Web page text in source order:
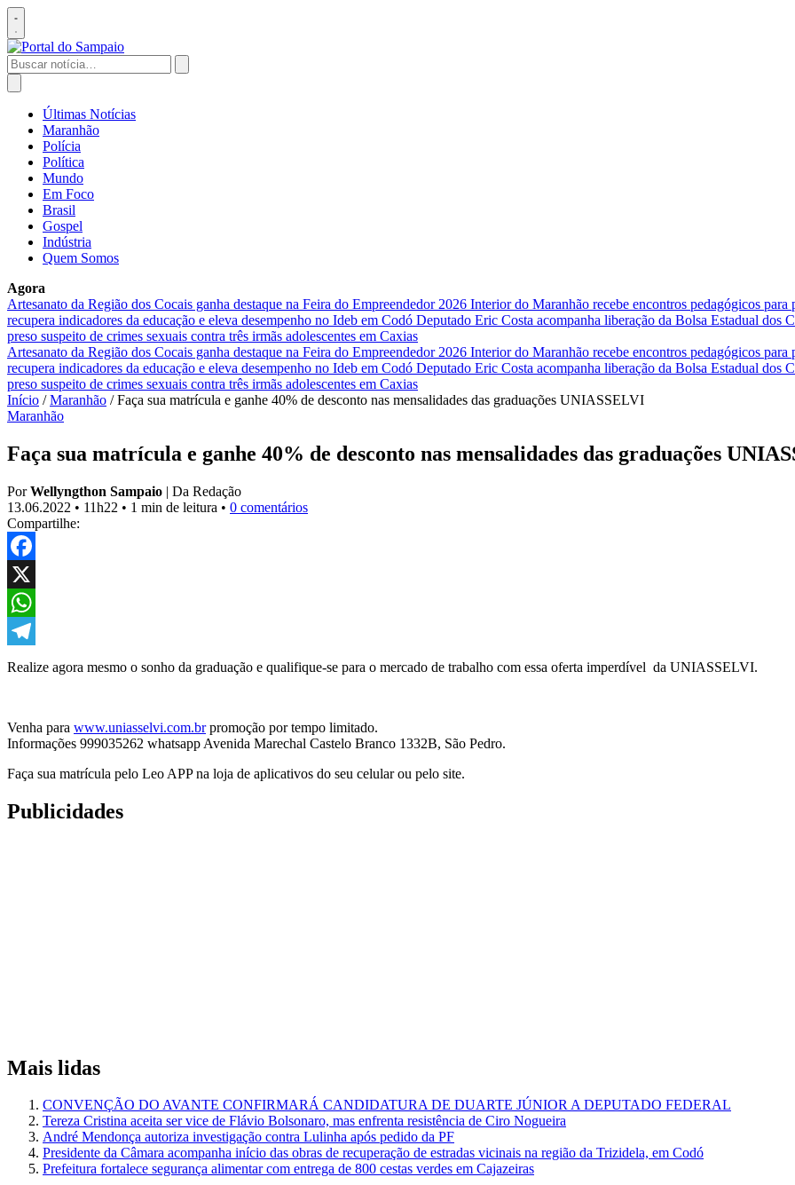
Pular
para
o
conteúdo
Abrir
menu
Buscar
por:
Abrir
buscaÚltimas Notícias
Maranhão
Polícia
Política
Mundo
Em Foco
Brasil
Gospel
Indústria
Quem Somos
Agora
Artesanato da Região dos Cocais ganha destaque na Feira do Empreendedor 2026 Interior do Maranhão recebe encontros pedagógicos
recupera indicadores da educação e eleva desempenho no Ideb em Codó Deputado Eric Costa acompanha liberação da Bolsa Estadual dos
preso suspeito de crimes sexuais contra três irmãs adolescentes em Caxias
Artesanato da Região dos Cocais ganha destaque na Feira do Empreendedor 2026 Interior do Maranhão recebe encontros pedagógicos
recupera indicadores da educação e eleva desempenho no Ideb em Codó Deputado Eric Costa acompanha liberação da Bolsa Estadual dos
preso suspeito de crimes sexuais contra três irmãs adolescentes em Caxias
Início / Maranhão / Faça sua matrícula e ganhe 40% de desconto nas mensalidades das graduações UNIASSELVI
Maranhão
Faça sua matrícula e ganhe 40% de desconto nas mensalidades das graduações
PorWellyngthon Sampaio | Da Redação
13.06.2022 • 11h22 • 1 min de leitura • 0 comentários
Compartilhe:
Facebook
X
WhatsApp
Telegram
Realize agora mesmo o sonho da graduação e qualifique-se para o mercado de trabalho com essa oferta imperdível da UNIASSELVI.
Venha para www.uniasselvi.com.brpromoção por tempo limitado.
Informações 999035262 whatsapp Avenida Marechal Castelo Branco 1332B, São Pedro.
Faça sua matrícula pelo Leo APP na loja de aplicativos do seu celular ou pelo site.
Publicidades
Mais lidas
CONVENÇÃO DO AVANTE CONFIRMARÁ CANDIDATURA DE DUARTE JÚNIOR A DEPUTADO FEDERAL
Tereza Cristina aceita ser vice de Flávio Bolsonaro, mas enfrenta resistência de Ciro Nogueira
André Mendonça autoriza investigação contra Lulinha após pedido da PF
Presidente da Câmara acompanha início das obras de recuperação de estradas vicinais na região da Trizidela, em Codó
Prefeitura fortalece segurança alimentar com entrega de 800 cestas verdes em Cajazeiras